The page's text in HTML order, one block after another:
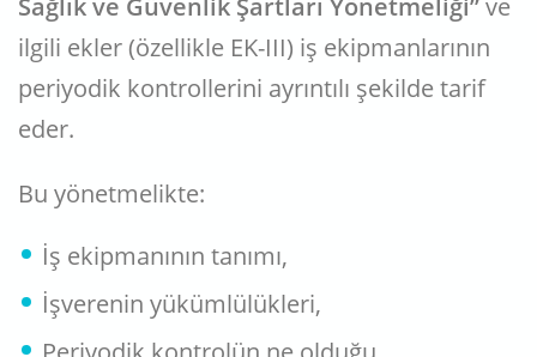
Sağlık ve Güvenlik Şartları Yönetmeliği”ve
ilgili ekler (özellikle EK-III) iş ekipmanlarının
periyodik kontrollerini ayrıntılı şekilde tarif
eder.
Bu yönetmelikte:
İş ekipmanının tanımı,
İşverenin yükümlülükleri,